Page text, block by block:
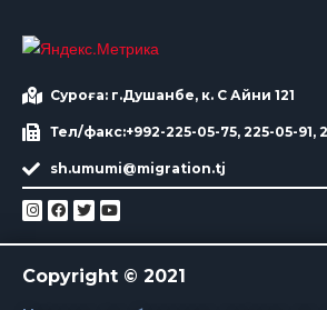
Суроға: г.Душанбе, к. С Айни 121
Тел/факс:+992-225-05-75, 225-05-91,
sh.umumi@migration.tj
Copyright © 2021